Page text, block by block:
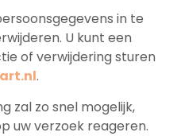
in te
U kunt een
of verwijdering sturen
.
zal zo snel mogelijk,
uw verzoek reageren.